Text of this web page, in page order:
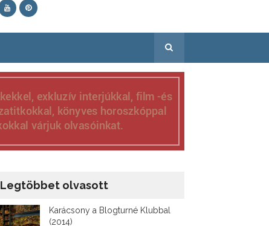
Legtöbbet olvasott
Karácsony a Blogturné Klubbal
(2014)